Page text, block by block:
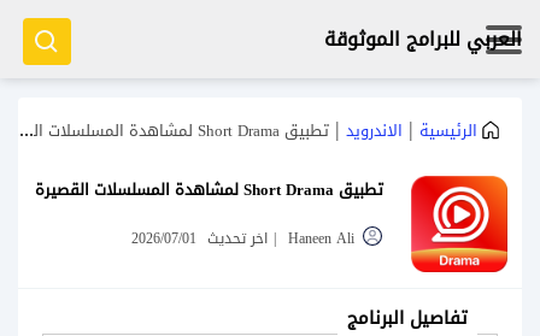
العربي للبرامج الموثوقة
الرئيسية | الاندرويد | تطبيق Short Drama لمشاهدة المسلسلات القصيرة
تطبيق Short Drama لمشاهدة المسلسلات القصيرة
Haneen Ali
| اخر تحديث 2026/07/01
تفاصيل البرنامج